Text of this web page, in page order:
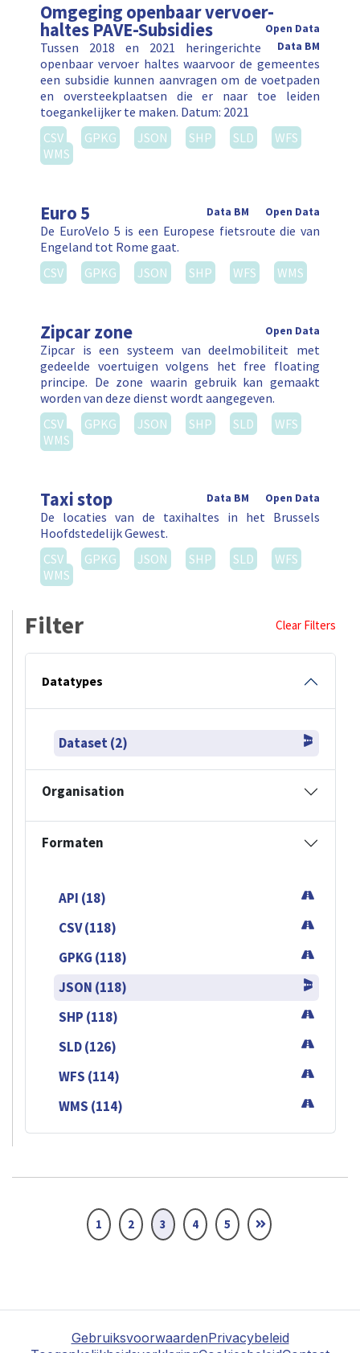
Omgeging openbaar vervoer-
haltes PAVE-Subsidies
Open Data
Data BM
Tussen 2018 en 2021 heringerichte
openbaar vervoer haltes waarvoor de gemeentes
een subsidie kunnen aanvragen om de voetpaden
en oversteekplaatsen die er naar toe leiden
toegankelijker te maken. Datum: 2021
CSV
GPKG JSON SHP SLD
WFS
WMS
Euro 5 Open Data
Data BM
De EuroVelo 5 is een Europese fietsroute die van
Engeland tot Rome gaat.
CSV
GPKG JSON SHP WFS WMS
Zipcar zone Open Data
Zipcar is een systeem van deelmobiliteit met
gedeelde voertuigen volgens het free floating
principe. De zone waarin gebruik kan gemaakt
worden van deze dienst wordt aangegeven.
CSV
GPKG JSON SHP SLD
WFS
WMS
Taxi stop Open Data
Data BM
De locaties van de taxihaltes in het Brussels
Hoofdstedelijk Gewest.
CSV
GPKG JSON SHP SLD
WFS
WMS
Filter Clear Filters
Datatypes
Dataset (2)
Organisation
Formaten
API (18)
CSV (118)
GPKG (118)
JSON (118)
SHP (118)
SLD (126)
WFS (114)
WMS (114)
1 2 3 4 5
GebruiksvoorwaardenPrivacybeleid